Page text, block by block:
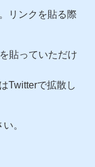
負けした過去